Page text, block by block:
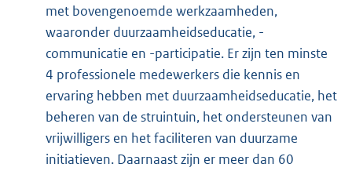
met bovengenoemde werkzaamheden,
waaronder duurzaamheidseducatie, -
communicatie en -participatie. Er zijn ten minste
4 professionele medewerkers die kennis en
ervaring hebben met duurzaamheidseducatie, het
beheren van de struintuin, het ondersteunen van
vrijwilligers en het faciliteren van duurzame
initiatieven. Daarnaast zijn er meer dan 60